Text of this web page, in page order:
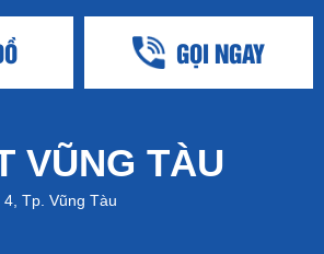
GỌI NGAY
VŨNG TÀU
Tp. Vũng Tàu